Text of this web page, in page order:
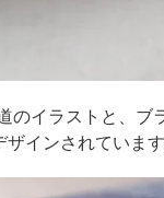
のイラストと、ブ
インされています